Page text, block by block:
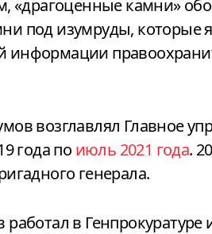
«драгоценные камни»
под изумруды, которые
информации
возглавлял Главное
года по июль 2021 года.
генерала.
в Генпрокуратуре